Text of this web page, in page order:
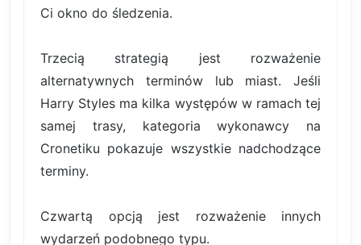
Ci okno do śledzenia.
Trzecią strategią jest rozważenie
alternatywnych terminów lub miast. Jeśli
Harry Styles ma kilka występów w ramach tej
samej trasy, kategoria wykonawcy na
Cronetiku pokazuje wszystkie nadchodzące
terminy.
Czwartą opcją jest rozważenie innych
wydarzeń podobnego typu.